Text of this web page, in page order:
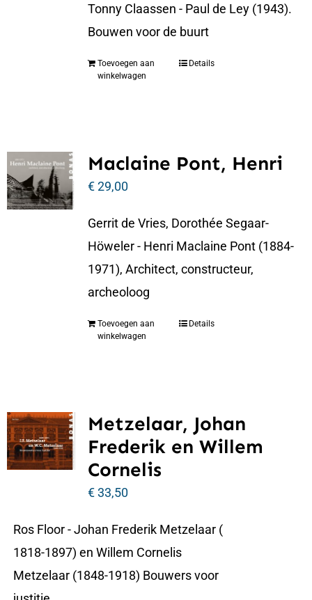
Tonny Claassen - Paul de Ley (1943).
Bouwen voor de buurt
Toevoegen aan
winkelwagen
Details
Maclaine Pont, Henri
€29,00
Gerrit de Vries, Dorothée Segaar-
Höweler - Henri Maclaine Pont (1884-
1971), Architect, constructeur,
archeoloog
Toevoegen aan
winkelwagen
Details
Metzelaar, Johan
Frederik en Willem
Cornelis
€33,50
Ros Floor - Johan Frederik Metzelaar (
1818-1897) en Willem Cornelis
Metzelaar (1848-1918) Bouwers voor